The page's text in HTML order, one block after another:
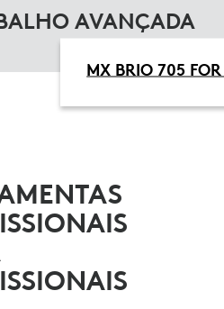
AVANÇADA
MX BRIO 705